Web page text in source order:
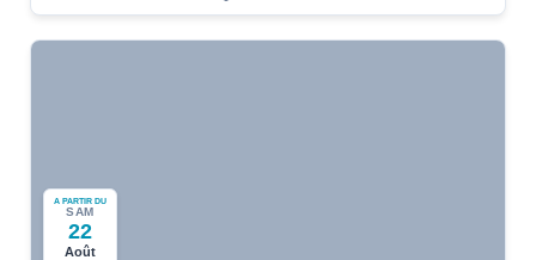
A PARTIR DU
SAM
22
Août